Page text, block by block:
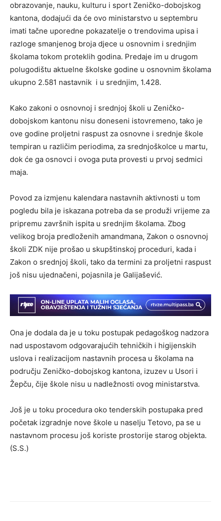
obrazovanje, nauku, kulturu i sport Zeničko-dobojskog
kantona, dodajući da će ovo ministarstvo u septembru
imati tačne uporedne pokazatelje o trendovima upisa i
razloge smanjenog broja djece u osnovnim i srednjim
školama tokom proteklih godina. Predaje im u drugom
polugodištu aktuelne školske godine u osnovnim školama
ukupno 2.581 nastavnik i u srednjim, 1.428.
Kako zakoni o osnovnoj i srednjoj školi u Zeničko-
dobojskom kantonu nisu doneseni istovremeno, tako je
ove godine proljetni raspust za osnovne i srednje škole
tempiran u različim periodima, za srednjoškolce u martu,
dok će ga osnovci i ovoga puta provesti u prvoj sedmici
maja.
Povod za izmjenu kalendara nastavnih aktivnosti u tom
pogledu bila je iskazana potreba da se produži vrijeme za
pripremu završnih ispita u srednjim školama. Zbog
velikog broja predloženih amandmana, Zakon o osnovnoj
školi ZDK nije prošao u skupštinskoj proceduri, kada i
Zakon o srednjoj školi, tako da termini za proljetni raspust
još nisu ujednačeni, pojasnila je Galijašević.
Ona je dodala da je u toku postupak pedagoškog nadzora
nad uspostavom odgovarajućih tehničkih i higijenskih
uslova i realizacijom nastavnih procesa u školama na
području Zeničko-dobojskog kantona, izuzev u Usori i
Žepču, čije škole nisu u nadležnosti ovog ministarstva.
Još je u toku procedura oko tenderskih postupaka pred
početak izgradnje nove škole u naselju Tetovo, pa se u
nastavnom procesu još koriste prostorije starog objekta.
(S.S.)